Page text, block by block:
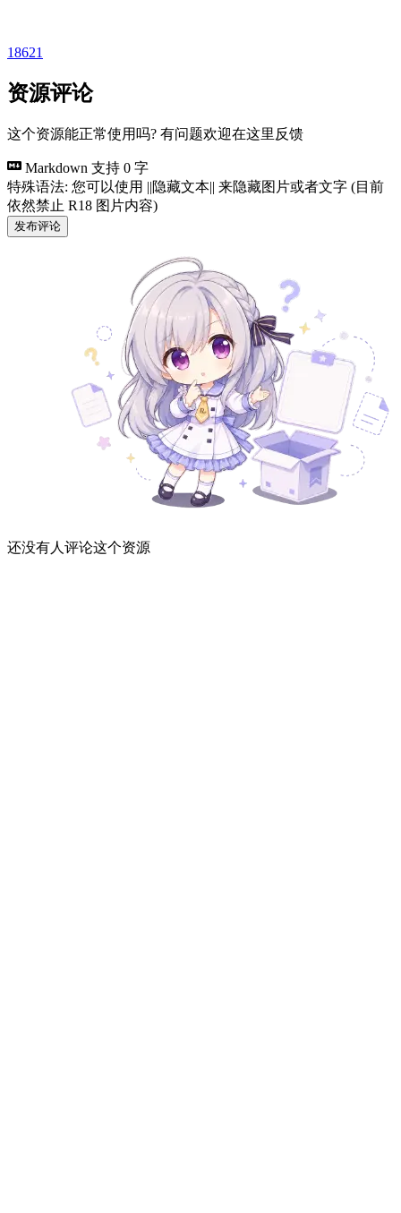
18621
资源评论
这个资源能正常使用吗? 有问题欢迎在这里反馈
Markdown 支持 0 字
特殊语法: 您可以使用 ||隐藏文本|| 来隐藏图片或者文字 (目前
依然禁止 R18 图片内容)
发布评论
还没有人评论这个资源